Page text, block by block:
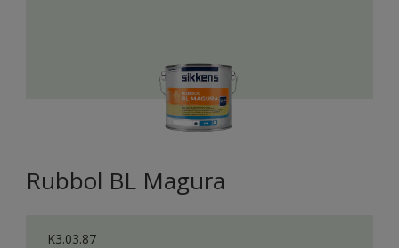
Rubbol BL Magura
K3.03.87